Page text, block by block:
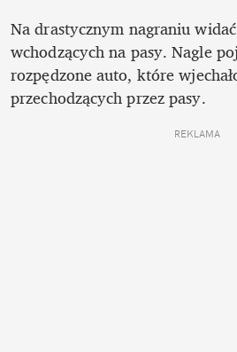
Na drastycznym nagraniu
wchodzących na pasy. Nagle
rozpędzone auto, które
przechodzących przez pasy.
REKLAMA